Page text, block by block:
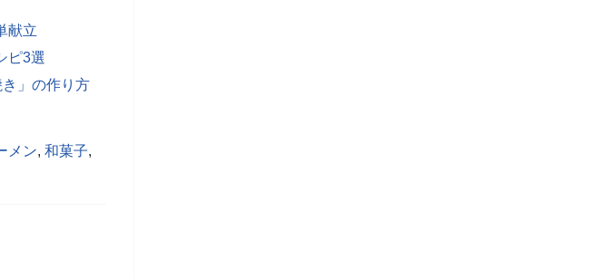
献立
ピ3選
き」の作り方
メン, 和菓子,